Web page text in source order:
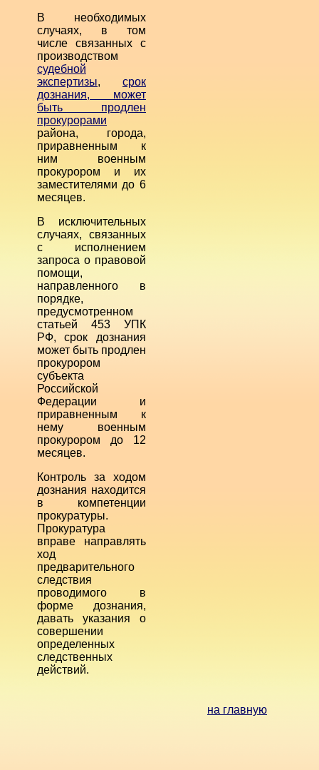
В необходимых
случаях, в том
числе связанных с
производством
судебной
экспертизы, срок
дознания, может
быть продлен
прокурорами
района, города,
приравненным к
ним военным
прокурором и их
заместителями до 6
месяцев.
В исключительных
случаях, связанных
с исполнением
запроса о правовой
помощи,
направленного в
порядке,
предусмотренном
статьей 453 УПК
РФ, срок дознания
может быть продлен
прокурором
субъекта
Российской
Федерации и
приравненным к
нему военным
прокурором до 12
месяцев.
Контроль за ходом
дознания находится
в компетенции
прокуратуры.
Прокуратура
вправе направлять
ход
предварительного
следствия
проводимого в
форме дознания,
давать указания о
совершении
определенных
следственных
действий.
на главную